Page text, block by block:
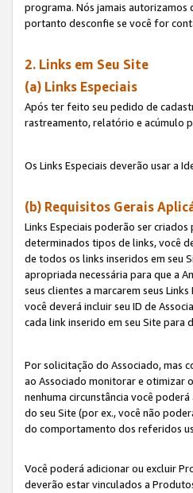
programa. Nós jamais autorizamos
portanto desconfie se você for
2. Links em Seu Site
(a) Links Especiais
Após ter feito seu pedido de
rastreamento, relatório e acúmulo
Os Links Especiais deverão usar a
(b) Requisitos Gerais
Links Especiais poderão ser
determinados tipos de links, você
de todos os links inseridos em seu
apropriada necessária para que a
seus clientes a marcarem seus
você deverá incluir seu ID de
cada link inserido em seu Site para
Por solicitação do Associado, mas
ao Associado monitorar e otimizar
nenhuma circunstância você
do seu Site (por ex., você não
do comportamento dos referidos
Você poderá adicionar ou excluir
deverão estar vinculados a